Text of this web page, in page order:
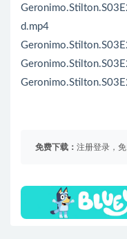
d.mp4
免费下载： 注册登录，